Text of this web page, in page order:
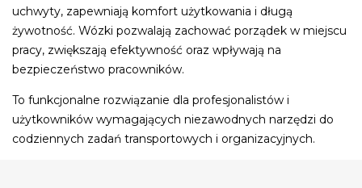
uchwyty, zapewniają komfort użytkowania i długą
żywotność. Wózki pozwalają zachować porządek w miejscu
pracy, zwiększają efektywność oraz wpływają na
bezpieczeństwo pracowników.
To funkcjonalne rozwiązanie dla profesjonalistów i
użytkowników wymagających niezawodnych narzędzi do
codziennych zadań transportowych i organizacyjnych.